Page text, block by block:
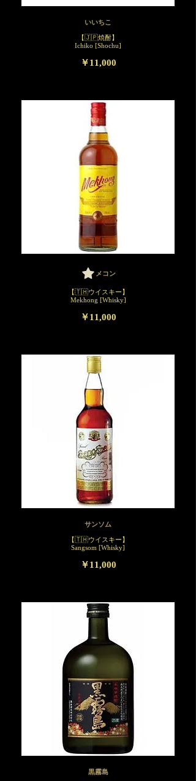
いいちこ
【🇯🇵焼酎】
Ichiko [Shochu]
￥11,000
メコン
【🇹🇭ウイスキー】
Mekhong [Whisky]
￥11,000
サンソム
【🇹🇭ウイスキー】
Sangsom [Whisky]
￥11,000
黒霧島